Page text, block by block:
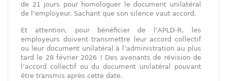
de 21 jours pour homologuer le document unilatéral
de l’employeur. Sachant que son silence vaut accord.
Et attention, pour bénéficier de l’APLD-R, les
employeurs doivent transmettre leur accord collectif
ou leur document unilatéral à l’administration au plus
tard le 28 février 2026 ! Des avenants de révision de
l’accord collectif ou du document unilatéral pouvant
être transmis après cette date.